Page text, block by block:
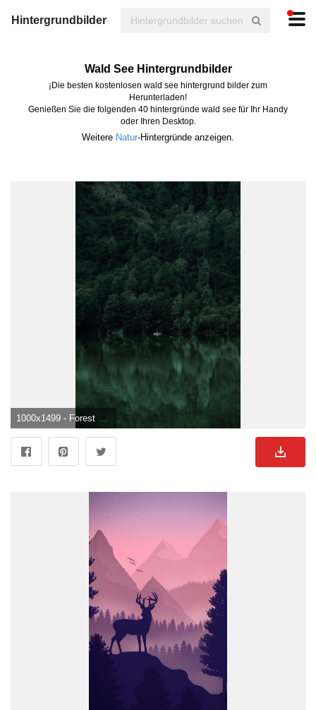
Hintergrundbilder
Wald See Hintergrundbilder
¡Die besten kostenlosen wald see hintergrund bilder zum
Herunterladen!
Genießen Sie die folgenden 40 hintergründe wald see für Ihr Handy
oder Ihren Desktop.
Weitere Natur-Hintergründe anzeigen.
1000x1499 - Forest Wallpaper: Free HD Download [HQ]. Dark green aesthetic, Dark green wallpaper, Green aesthetic. Wald See Hintergrundbild für Handy.